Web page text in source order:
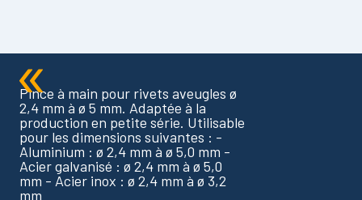
Pince à main pour rivets aveugles ø
2,4 mm à ø 5 mm. Adaptée à la
production en petite série. Utilisable
pour les dimensions suivantes : -
Aluminium : ø 2,4 mm à ø 5,0 mm -
Acier galvanisé : ø 2,4 mm à ø 5,0
mm - Acier inox : ø 2,4 mm à ø 3,2
mm